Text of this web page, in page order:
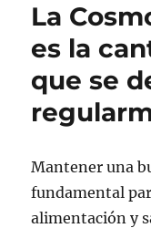
La
es la
que se
Mantener una
fundamental
alimentación y